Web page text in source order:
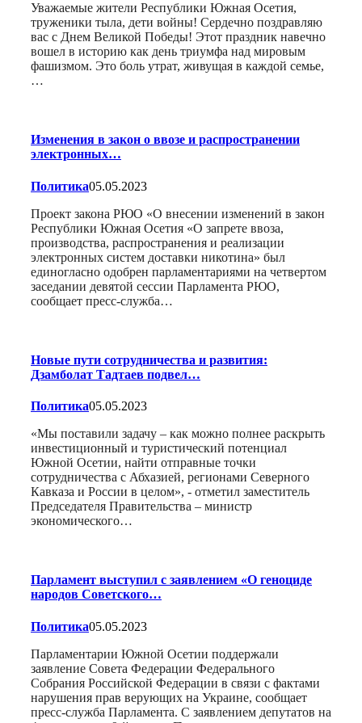
Уважаемые жители Республики Южная Осетия,
труженики тыла, дети войны! Сердечно поздравляю
вас с Днем Великой Победы! Этот праздник навечно
вошел в историю как день триумфа над мировым
фашизмом. Это боль утрат, живущая в каждой семье,
…
Изменения в закон о ввозе и распространении
электронных…
Политика05.05.2023
Проект закона РЮО «О внесении изменений в закон
Республики Южная Осетия «О запрете ввоза,
производства, распространения и реализации
электронных систем доставки никотина» был
единогласно одобрен парламентариями на четвертом
заседании девятой сессии Парламента РЮО,
сообщает пресс-служба…
Новые пути сотрудничества и развития:
Дзамболат Тадтаев подвел…
Политика05.05.2023
«Мы поставили задачу – как можно полнее раскрыть
инвестиционный и туристический потенциал
Южной Осетии, найти отправные точки
сотрудничества с Абхазией, регионами Северного
Кавказа и России в целом», - отметил заместитель
Председателя Правительства – министр
экономического…
Парламент выступил с заявлением «О геноциде
народов Советского…
Политика05.05.2023
Парламентарии Южной Осетии поддержали
заявление Совета Федерации Федерального
Собрания Российской Федерации в связи с фактами
нарушения прав верующих на Украине, сообщает
пресс-служба Парламента. С заявлением депутатов на